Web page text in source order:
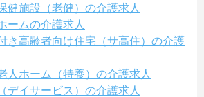
健施設（老健）の介護求人
ームの介護求人
き高齢者向け住宅（サ高住）の介護
人ホーム（特養）の介護求人
デイサービス）の介護求人